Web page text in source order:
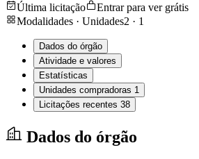
Última licitação
Entrar para ver grátis
Modalidades · Unidades2 · 1
Dados do órgão
Atividade e valores
Estatísticas
Unidades compradoras 1
Licitações recentes 38
Dados do órgão